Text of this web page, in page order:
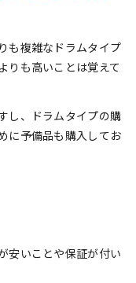
も複雑なドラムタイプ
りも高いことは覚えて
し、ドラムタイプの購
に予備品も購入してお
安いことや保証が付い